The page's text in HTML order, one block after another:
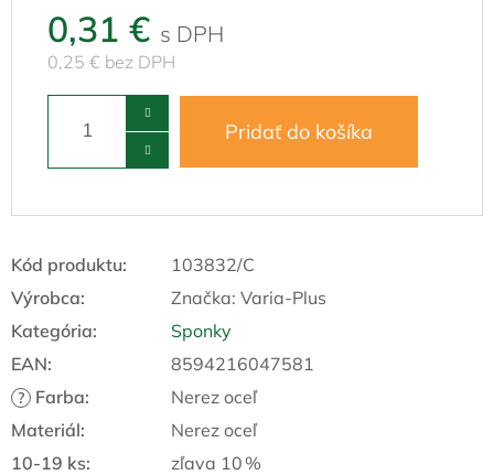
0,31 €
0,25 € bez DPH
Pridať do košíka
Kód produktu:
103832/C
Výrobca:
Značka: Varia-Plus
Kategória:
Sponky
EAN: 8594216047581
? Farba:
Nerez oceľ
Materiál:
Nerez oceľ
10-19 ks:
zľava 10 %